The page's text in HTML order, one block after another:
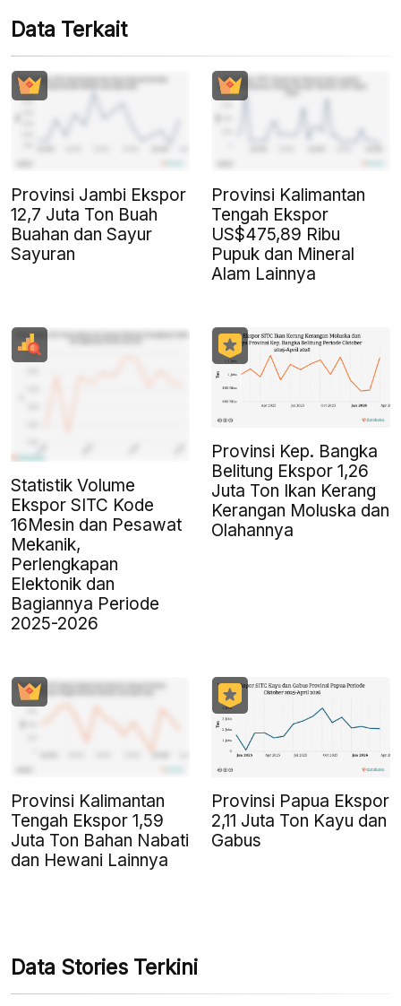
Data Terkait
Provinsi Jambi Ekspor
12,7 Juta Ton Buah
Buahan dan Sayur
Sayuran
Provinsi Kalimantan
Tengah Ekspor
US$475,89 Ribu
Pupuk dan Mineral
Alam Lainnya
Statistik Volume
Ekspor SITC Kode
16Mesin dan Pesawat
Mekanik,
Perlengkapan
Elektonik dan
Bagiannya Periode
2025-2026
Provinsi Kep. Bangka
Belitung Ekspor 1,26
Juta Ton Ikan Kerang
Kerangan Moluska dan
Olahannya
Provinsi Kalimantan
Tengah Ekspor 1,59
Juta Ton Bahan Nabati
dan Hewani Lainnya
Provinsi Papua Ekspor
2,11 Juta Ton Kayu dan
Gabus
Data Stories Terkini